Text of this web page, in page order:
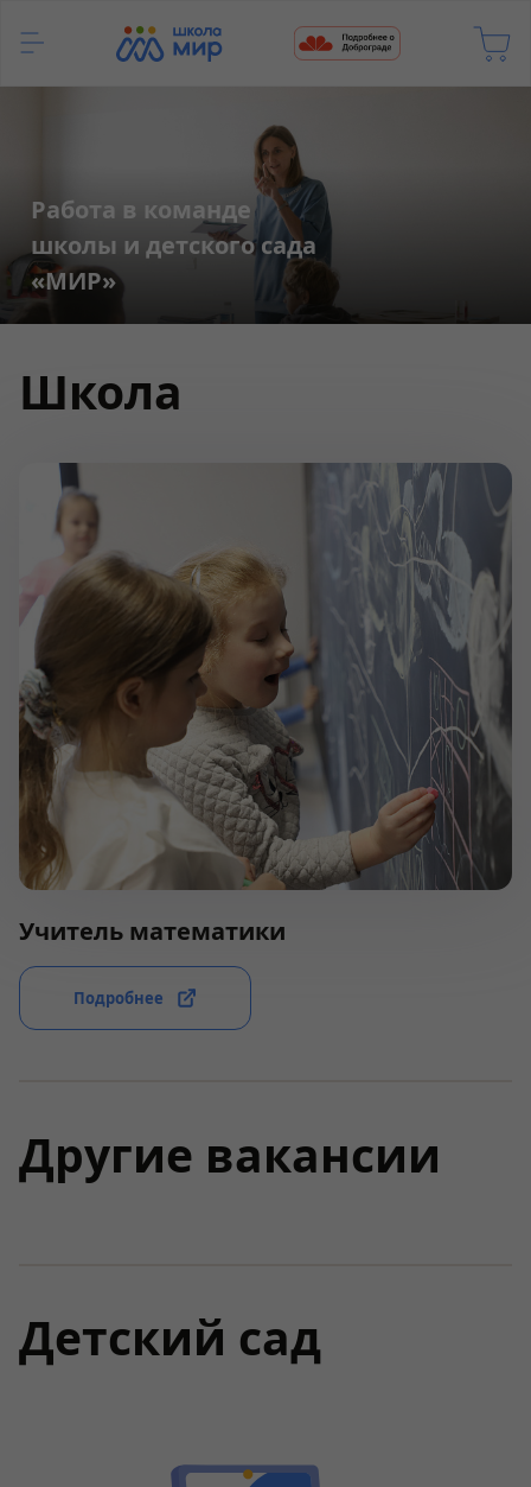
Работа в команде
школы и детского сада
«МИР»
Школа
Учитель математики
Подробнее
Другие вакансии
Детский сад